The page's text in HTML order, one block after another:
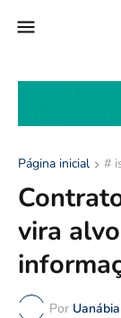
Página inicial #
vira
Por